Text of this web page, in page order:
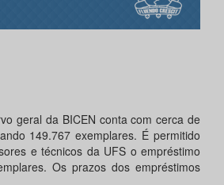
geral da BICEN conta com cerca de
149.767 exemplares. É permitido
e técnicos da UFS o empréstimo
Os prazos dos empréstimos